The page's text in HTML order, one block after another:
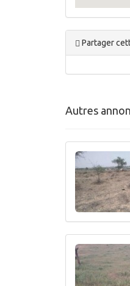
Partager
Autres